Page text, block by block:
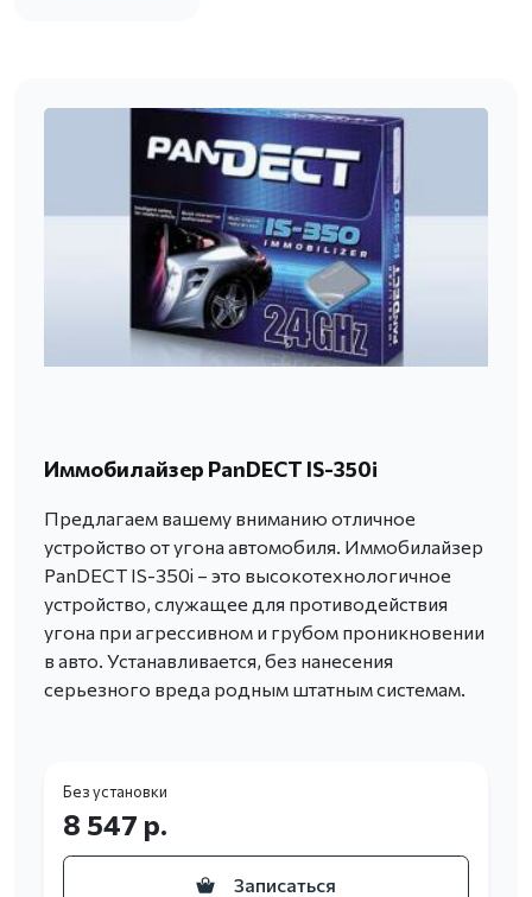
Иммобилайзер PanDECT IS-350i
Предлагаем вашему вниманию отличное
устройство от угона автомобиля. Иммобилайзер
PanDECT IS-350i – это высокотехнологичное
устройство, служащее для противодействия
угона при агрессивном и грубом проникновении
в авто. Устанавливается, без нанесения
серьезного вреда родным штатным системам.
Без установки
8 547 р.
Записаться